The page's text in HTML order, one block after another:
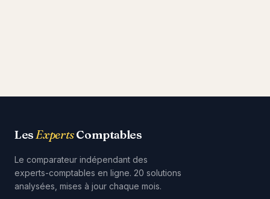
LesExpertsComptables
Le comparateur indépendant des
experts-comptables en ligne. 20 solutions
analysées, mises à jour chaque mois.